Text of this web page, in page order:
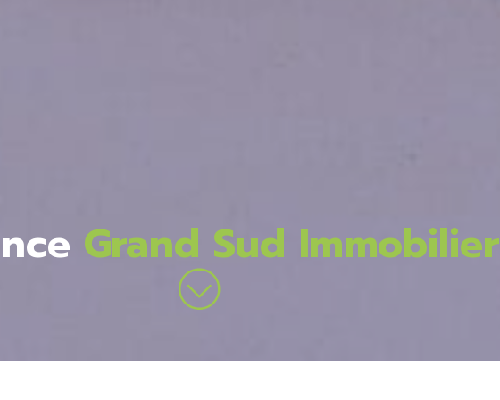
Grand Sud Immobilier